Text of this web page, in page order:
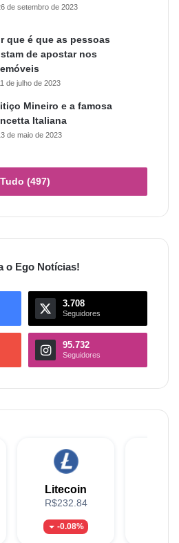
de setembro de 2023
que é que as pessoas
de apostar nos
de julho de 2023
Mineiro e a famosa
Italiana
de maio de 2023
Tudo (497)
o Ego Notícias!
3.708
Seguidores
95.732
Seguidores
Litecoin
R$232.84
-0.08%